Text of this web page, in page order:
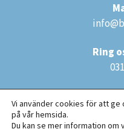
Ring
Vi använder cookies för att
på vår hemsida.
Du kan se mer information